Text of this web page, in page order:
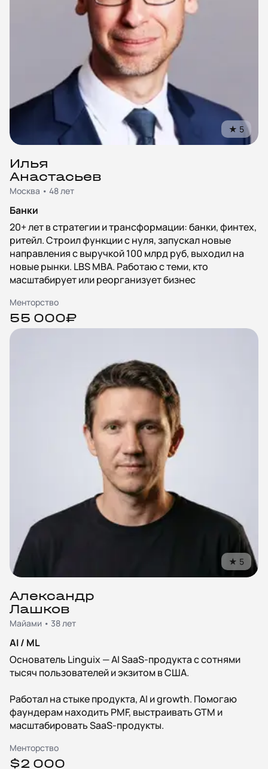
★ 5
Илья
Анастасьев
Москва • 48 лет
Банки
20+ лет в стратегии и трансформации: банки, финтех,
ритейл. Строил функции с нуля, запускал новые
направления с выручкой 100 млрд руб, выходил на
новые рынки. LBS MBA. Работаю с теми, кто
масштабирует или реорганизует бизнес
Менторство
55 000₽
★ 5
Александр
Лашков
Майами • 38 лет
AI / ML
Основатель Linguix — AI SaaS-продукта с сотнями
тысяч пользователей и экзитом в США.
Работал на стыке продукта, AI и growth. Помогаю
фаундерам находить PMF, выстраивать GTM и
масштабировать SaaS-продукты.
Менторство
$2 000